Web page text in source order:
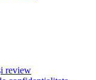
review